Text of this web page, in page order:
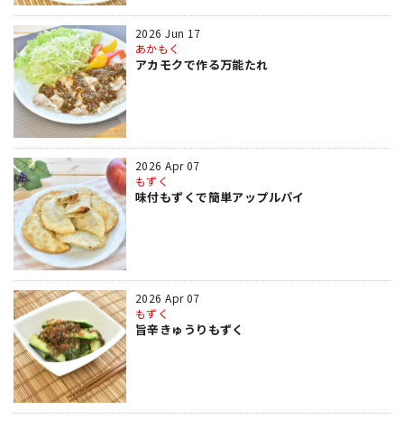
2026 Jun 17
あかもく
アカモクで作る万能たれ
2026 Apr 07
もずく
味付もずくで簡単アップルパイ
2026 Apr 07
もずく
旨辛きゅうりもずく